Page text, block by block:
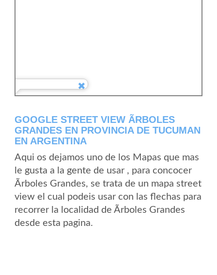
GOOGLE STREET VIEW ÃRBOLES
GRANDES EN PROVINCIA DE TUCUMAN
EN ARGENTINA
Aqui os dejamos uno de los Mapas que mas
le gusta a la gente de usar , para concocer
Ãrboles Grandes, se trata de un mapa street
view el cual podeis usar con las flechas para
recorrer la localidad de Ãrboles Grandes
desde esta pagina.